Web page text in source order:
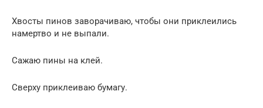
Хвосты пинов заворачиваю, чтобы они приклеились
намертво и не выпали.
Сажаю пины на клей.
Сверху приклеиваю бумагу.